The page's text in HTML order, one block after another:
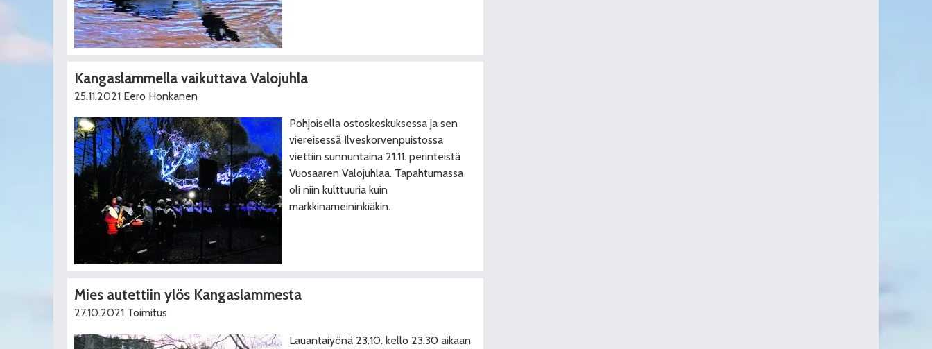
Kangaslammella vaikuttava Valojuhla
25.11.2021 Eero Honkanen
Pohjoisella ostoskeskuksessa ja sen
viereisessä Ilveskorvenpuistossa
viettiin sunnuntaina 21.11. perinteistä
Vuosaaren Valojuhlaa. Tapahtumassa
oli niin kulttuuria kuin
markkinameininkiäkin.
Mies autettiin ylös Kangaslammesta
27.10.2021 Toimitus
Lauantaiyönä 23.10. kello 23.30 aikaan